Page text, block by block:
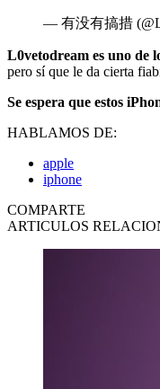
— 有没有搞措
L0vetodream es uno de
pero sí que le da cierta
Se espera que estos
HABLAMOS DE:
apple
iphone
COMPARTE
ARTICULOS